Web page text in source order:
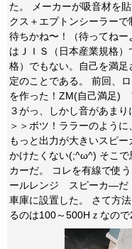
た。 メーカーが吸音材を
クス＋エプトンシーラー
待ちかね〜！（待ってね
はＪＩＳ（日本産業規格
格）でもない。自己を満
定のことである。 前回、
を作った！ZM(自己満足
３がっ、しかし音があまり
＞＞ボツ！ララーのように
もっと出力が大きいスピ
かけたくない(;^ω^) そこで
カーだ。 コレを有線で使
ールレンジ スピーカ―だ
車庫に設置した。 さて方
るのは100～500Hｚなので